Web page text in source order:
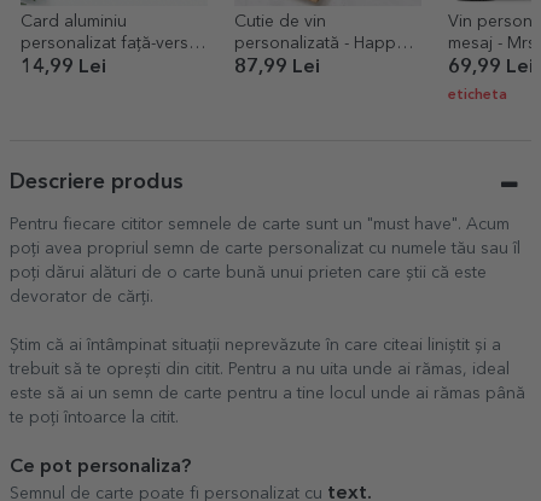
Card aluminiu
personalizat față-verso
cu poză și mesaj - Carte
14,99 Lei
Cutie de vin
personalizată - Happy
Birthday
87,99 Lei
Vin
mesaj - Mrs
69,99 Lei
eticheta
Descriere produs
Pentru fiecare cititor semnele de carte sunt un "must have". Acum
poți avea propriul semn de carte personalizat cu numele tău sau îl
poți dărui alături de o carte bună unui prieten care știi că este
devorator de cărți.
Știm că ai întâmpinat situații neprevăzute în care citeai liniștit și a
trebuit să te oprești din citit. Pentru a nu uita unde ai rămas, ideal
este să ai un semn de carte pentru a tine locul unde ai rămas până
te poți întoarce la citit.
Ce pot personaliza?
Semnul de carte poate fi personalizat cu text.